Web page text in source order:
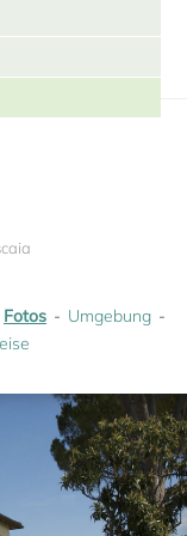
Fotos
Umgebung